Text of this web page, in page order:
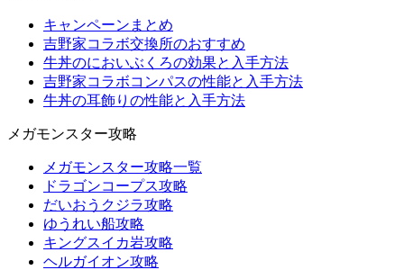
キャンペーンまとめ
吉野家コラボ交換所のおすすめ
牛丼のにおいぶくろの効果と入手方法
吉野家コラボコンパスの性能と入手方法
牛丼の耳飾りの性能と入手方法
メガモンスター攻略
メガモンスター攻略一覧
ドラゴンコープス攻略
だいおうクジラ攻略
ゆうれい船攻略
キングスイカ岩攻略
ヘルガイオン攻略